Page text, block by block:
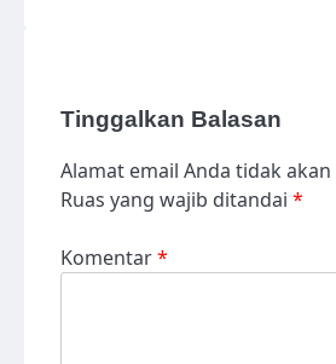
Tinggalkan Balasan
Alamat email Anda tidak
Ruas yang wajib ditandai *
Komentar*